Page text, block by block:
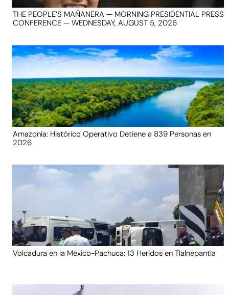
THE PEOPLE’S MAÑANERA — MORNING PRESIDENTIAL PRESS
CONFERENCE — WEDNESDAY, AUGUST 5, 2026
Amazonía: Histórico Operativo Detiene a 839 Personas en
2026
Volcadura en la México-Pachuca: 13 Heridos en Tlalnepantla